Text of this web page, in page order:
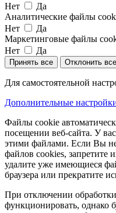
Нет
Да
Аналитические файлы
Нет
Да
Маркетинговые файлы
Нет
Да
Принять все Отклонить все
Для самостоятельной
Дополнительные
Файлы cookie
посещении веб-сайта. У
этими файлами. Если Вы
файлов cookies, запретите
удалите уже имеющиеся
браузера или прекратите
При отключении
функционировать, однако